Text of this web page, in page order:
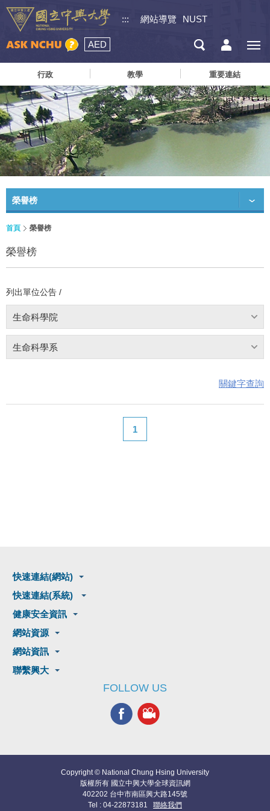
::: 網站導覽 NUST
AED
行政 教學 重要連結
榮譽榜
首頁 榮譽榜
榮譽榜
列出單位公告 /
生命科學院
生命科學系
關鍵字查詢
1
快速連結(網站)
快速連結(系統)
健康安全資訊
網站資源
網站資訊
聯繫興大
FOLLOW US
Copyright © National Chung Hsing University
版權所有 國立中興大學全球資訊網
402202 台中市南區興大路145號
Tel : 04-22873181 聯絡我們